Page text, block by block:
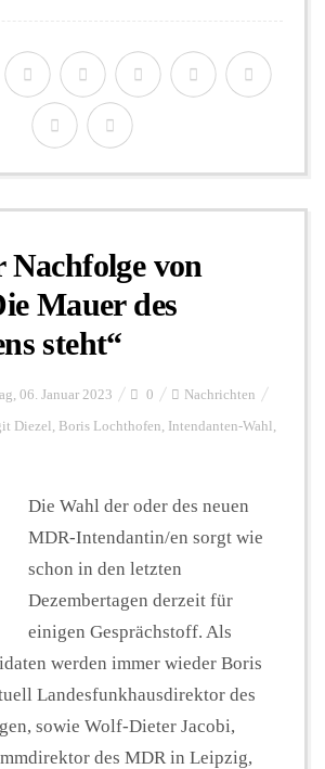
von
Mauer des
steht“
06. Januar 2023 0 Nachrichten
Diezel, Boris Lochthofen, Intendanten-Wahl,
Die Wahl der oder des neuen
MDR-Intendantin/en sorgt wie
schon in den letzten
Dezembertagen derzeit für
einigen Gesprächstoff. Als
werden immer wieder Boris
Landesfunkhausdirektor des
sowie Wolf-Dieter Jacobi,
des MDR in Leipzig,